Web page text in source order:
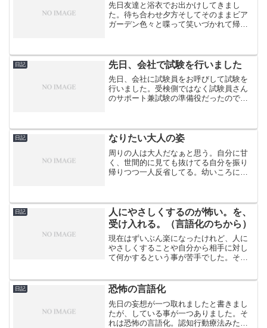
先日友達と浴衣でお出かけしてきまし
た。待ち合わせ夕方そしてそのままビア
ガーデン色々と喋って笑いづかれて帰宅
ました。やっぱりビアガーデンはいいで
すね！ーーーーー今日も読ん...
日記 先日、会社で試験を行いました
先日、会社に試験員をお呼びして試験を
行いました。受検側ではなく試験員さん
のサポート兼試験の準備役だったので無
検者さん達の合否の結果はしばらく先で
すが、ひとまず現時点では...
日記 なりたい大人の姿
周りの人は大人だなぁと思う。自分に甘
く、世間的に見ても抜けてる自分を振り
帰りつつ一人反省してる。幼いころに考
神と好奇心を忘れない責任...
日記
人にやさしくするのが怖い。を、
受け入れる。（言語化のちから）
現在はずいぶん楽になったけれど、人に
やさしくすることや自分から相手に対し
て何かするという事が苦手でした。それ
かったことと、相手の行動の責任を取り
たくなくて逃げていたから...
日記 恐怖の言語化
先日の妄想が一つ取れましたと書きまし
たが、している事が一つありました。そ
れは恐怖の言語化。認知行動療法みたい